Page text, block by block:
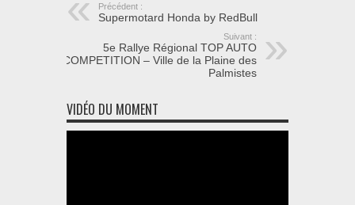
Précédent :
Supermotard Honda by RedBull
Suivant :
5e Rallye Régional TOP AUTO
COMPETITION – Ville de la Plaine des
Palmistes
VIDÉO DU MOMENT